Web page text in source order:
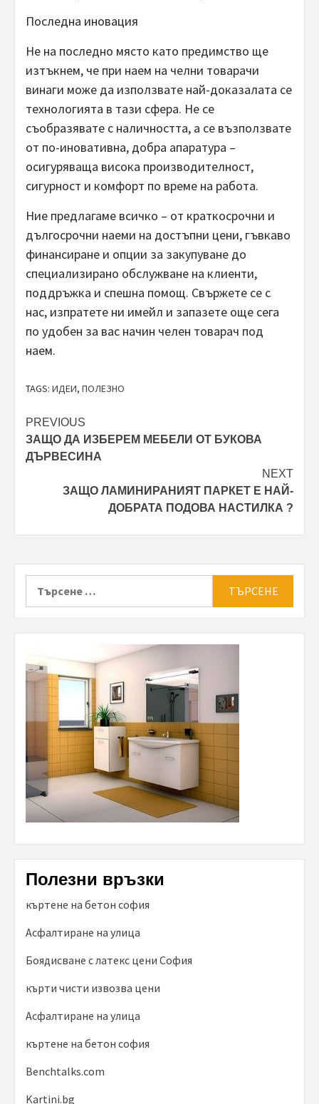
Последна иновация
Не на последно място като предимство ще
изтъкнем, че при наем на челни товарачи
винаги може да използвате най-доказалата се
технологията в тази сфера. Не се
съобразявате с наличността, а се възползвате
от по-иновативна, добра апаратура –
осигуряваща висока производителност,
сигурност и комфорт по време на работа.
Ние предлагаме всичко – от краткосрочни и
дългосрочни наеми на достъпни цени, гъвкаво
финансиране и опции за закупуване до
специализирано обслужване на клиенти,
поддръжка и спешна помощ. Свържете се с
нас, изпратете ни имейл и запазете още сега
по удобен за вас начин челен товарач под
наем.
TAGS: ИДЕИ, ПОЛЕЗНО
Post
navigation
PREVIOUS
ЗАЩО ДА ИЗБЕРЕМ МЕБЕЛИ ОТ БУКОВА
ДЪРВЕСИНА
NEXT
ЗАЩО ЛАМИНИРАНИЯТ ПАРКЕТ Е НАЙ-
ДОБРАТА ПОДОВА НАСТИЛКА ?
Полезни връзки
къртене на бетон софия
Асфалтиране на улица
Боядисване с латекс цени София
кърти чисти извозва цени
Асфалтиране на улица
къртене на бетон софия
Benchtalks.com
Kartini.bg